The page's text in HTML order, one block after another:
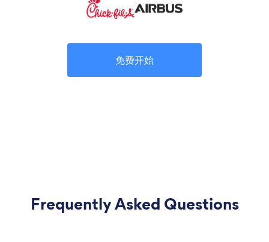
免费开始
Frequently Asked Questions